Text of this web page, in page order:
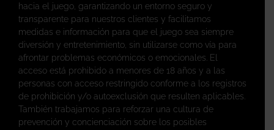
hacia el juego, garantizando un entorno seguro y
transparente para nuestros clientes y facilitamos
medidas e información para que el juego sea siempre
diversión y entretenimiento, sin utilizarse como vía para
afrontar problemas económicos o emocionales. El
acceso está prohibido a menores de 18 años y a las
personas con acceso restringido conforme a los registros
de prohibición y/o autoexclusión que resulten aplicables.
También trabajamos para reforzar una cultura de
prevención y concienciación sobre los posibles